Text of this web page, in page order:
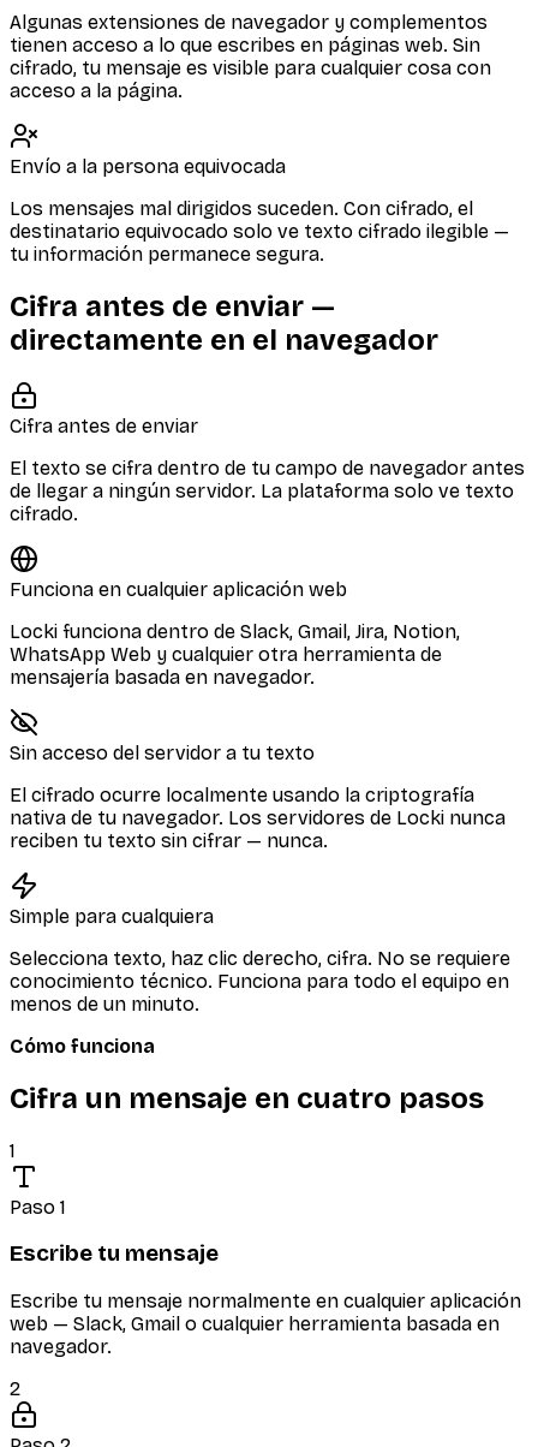
Algunas extensiones de navegador y complementos
tienen acceso a lo que escribes en páginas web. Sin
cifrado, tu mensaje es visible para cualquier cosa con
acceso a la página.
Envío a la persona equivocada
Los mensajes mal dirigidos suceden. Con cifrado, el
destinatario equivocado solo ve texto cifrado ilegible —
tu información permanece segura.
Cifra antes de enviar —
directamente en el navegador
Cifra antes de enviar
El texto se cifra dentro de tu campo de navegador antes
de llegar a ningún servidor. La plataforma solo ve texto
cifrado.
Funciona en cualquier aplicación web
Locki funciona dentro de Slack, Gmail, Jira, Notion,
WhatsApp Web y cualquier otra herramienta de
mensajería basada en navegador.
Sin acceso del servidor a tu texto
El cifrado ocurre localmente usando la criptografía
nativa de tu navegador. Los servidores de Locki nunca
reciben tu texto sin cifrar — nunca.
Simple para cualquiera
Selecciona texto, haz clic derecho, cifra. No se requiere
conocimiento técnico. Funciona para todo el equipo en
menos de un minuto.
Cómo funciona
Cifra un mensaje en cuatro pasos
1
Paso 1
Escribe tu mensaje
Escribe tu mensaje normalmente en cualquier aplicación
web — Slack, Gmail o cualquier herramienta basada en
navegador.
2